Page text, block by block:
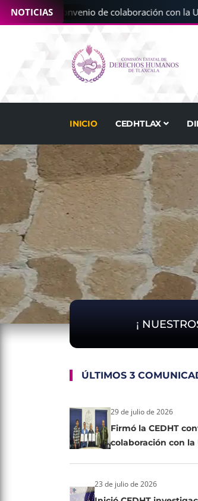
NOTICIAS
CEDHT convenio de colaboración con la UPET
INICIO CEDHTLAX
¡
ÚLTIMOS 3
29 de julio de 2026
Firmó la CEDHT
colaboración con la
23 de julio de 2026